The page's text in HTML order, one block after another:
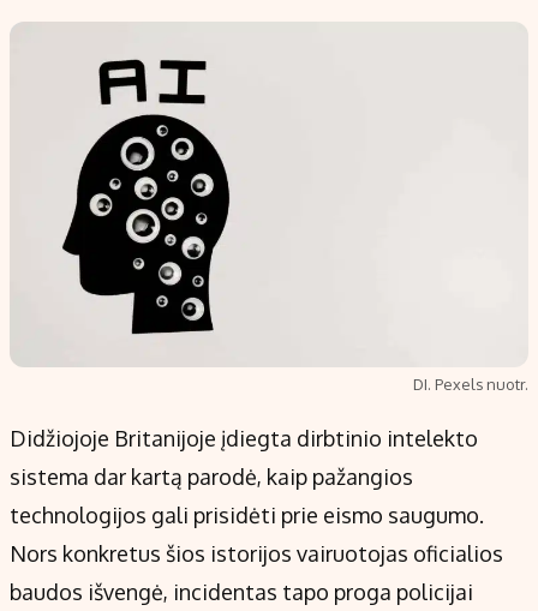
Populiarios temos
Investavimas
Akcijų rinka
Saulės elektrinės
Kriptovaliutos
Infliacija
Migracija
Redakcija
Redakcijos politika
Privatumo politika
Turinio žymėjimo taisyklės
Kontaktai
Regionų naujienos
DI. Pexels nuotr.
Didžiojoje Britanijoje įdiegta dirbtinio intelekto
sistema dar kartą parodė, kaip pažangios
technologijos gali prisidėti prie eismo saugumo.
Nors konkretus šios istorijos vairuotojas oficialios
baudos išvengė, incidentas tapo proga policijai